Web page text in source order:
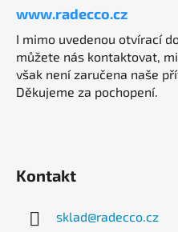
www.radecco.cz
I mimo uvedenou otvírací
můžete nás kontaktovat,
však není zaručena naše
Děkujeme za pochopení.
Kontakt
sklad@radecco.cz